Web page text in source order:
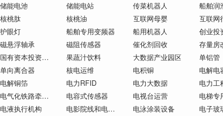
储能电池
储能电站 传菜机器人
船舶润
核桃肽
核桃油
互联网母婴
护眼灯
船舶专用变频器
船用机器人
磁悬浮轴承
磁阻传感器
催化剂回收
国有资本投资运营
果蔬汁饮料 大数据产业园区
单铝管
单向离合器
核电运维 电积铜
电解电
电解铜箔
电力RFID 电力大数据
电力工
电气化铁路牵引供电系统变压器
电容式传感器 电视台运营
电梯专
电液执行机构
电影院线和电影院 电泳涂装设备
电子玻